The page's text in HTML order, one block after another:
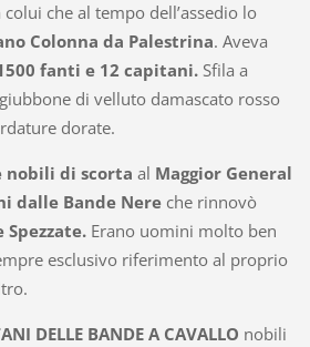
che al tempo dell’assedio lo
Colonna da Palestrina. Aveva
fanti e 12 capitani.Sfila a
di velluto damascato rosso
dorate.
nobili di scorta al Maggior General
dalle Bande Nereche rinnovò
Erano uomini molto ben
esclusivo riferimento al proprio
DELLE BANDE A CAVALLO nobili